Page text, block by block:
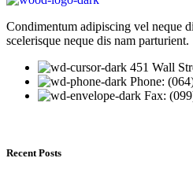
Condimentum adipiscing vel neque
scelerisque neque dis nam parturient.
451 Wall
Phone:
Fax:
Recent Posts